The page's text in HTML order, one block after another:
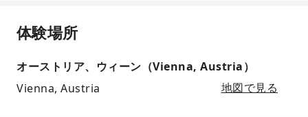
体験場所
オーストリア、ウィーン（Vienna, Austria）
Vienna, Austria
地図で見る